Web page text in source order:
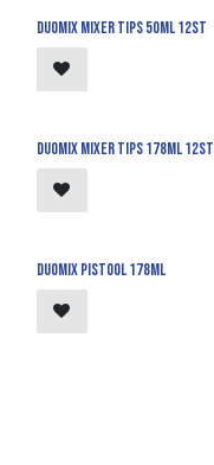
Duomix mixer tips 50ml 12st
Duomix mixer tips 178ml 12st
Duomix pistool 178ml